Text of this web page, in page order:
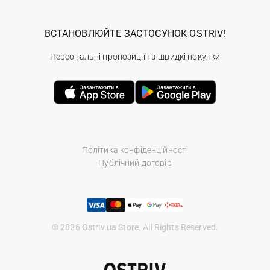
Політика конфіденційності
Публічний договір
© 2026 Ostriv.ua Store. All Rights Reserved.
ВСТАНОВЛЮЙТЕ ЗАСТОСУНОК OSTRIV!
Персональні пропозиції та швидкі покупки